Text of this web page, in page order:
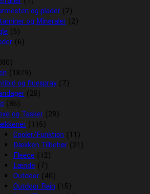
og plader (2)
og Mineraler (2)
(6)
(6)
(1879)
og fluespray (7)
(28)
(86)
og Tasker (28)
(116)
Cooler/Funktion (11)
Dækken Tilbehør (21)
Fleece (12)
Lænde (7)
Outdoor (40)
Outdoor Rain (15)